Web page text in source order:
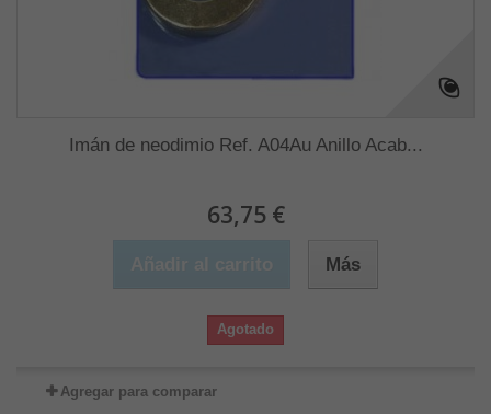
Imán de neodimio Ref. A04Au Anillo Acab...
63,75 €
Más
Agotado
Agregar para comparar